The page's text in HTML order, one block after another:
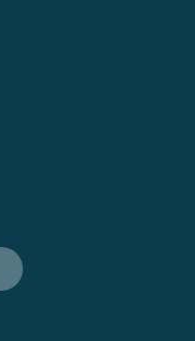
системами
цветах, что
которая подойдет